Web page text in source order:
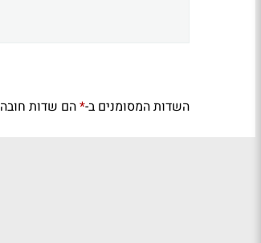
השדות המסומנים ב-*הם שדות חובה